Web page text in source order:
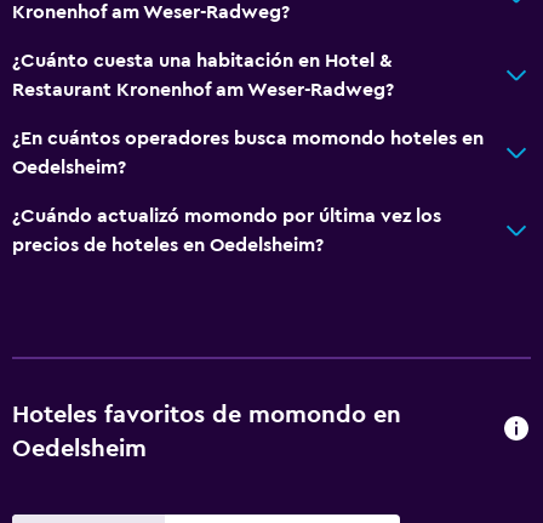
Mostrador de información turística
Acceso con llave
Inodoro adaptado
Ducha
Secador de pelo
Baño privado
Aire libre
Kronenhof am Weser-Radweg?
¿Cuánto cuesta una habitación en Hotel &
Restaurant Kronenhof am Weser-Radweg?
¿En cuántos operadores busca momondo hoteles en
Oedelsheim?
¿Cuándo actualizó momondo por última vez los
precios de hoteles en Oedelsheim?
Hoteles favoritos de momondo en
Oedelsheim